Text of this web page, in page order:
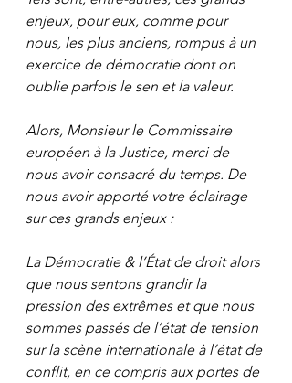
enjeux, pour eux, comme pour
nous, les plus anciens, rompus à un
exercice de démocratie dont on
oublie parfois le sen et la valeur.
Alors, Monsieur le Commissaire
européen à la Justice, merci de
nous avoir consacré du temps. De
nous avoir apporté votre éclairage
sur ces grands enjeux :
La Démocratie & l’État de droit alors
que nous sentons grandir la
pression des extrêmes et que nous
sommes passés de l’état de tension
sur la scène internationale à l’état de
conflit, en ce compris aux portes de